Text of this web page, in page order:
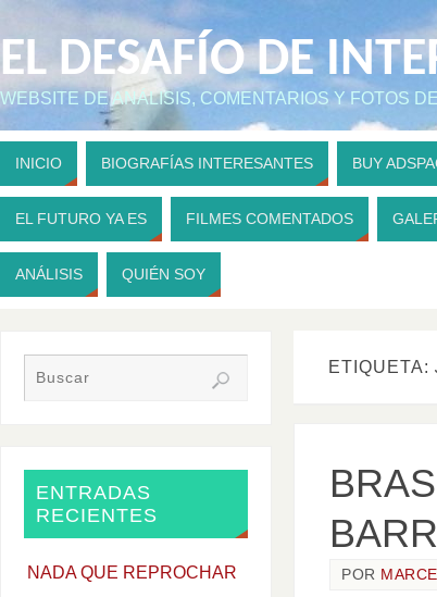
EL DESAFÍO DE
WEBSITE DE ANÁLISIS, COMENTARIOS Y FOTOS
INICIO BIOGRAFÍAS INTERESANTES BUY
EL FUTURO YA ES FILMES COMENTADOS
ANÁLISIS QUIÉN SOY
ETIQUETA:
POR
ENTRADAS
RECIENTES
NADA QUE REPROCHAR